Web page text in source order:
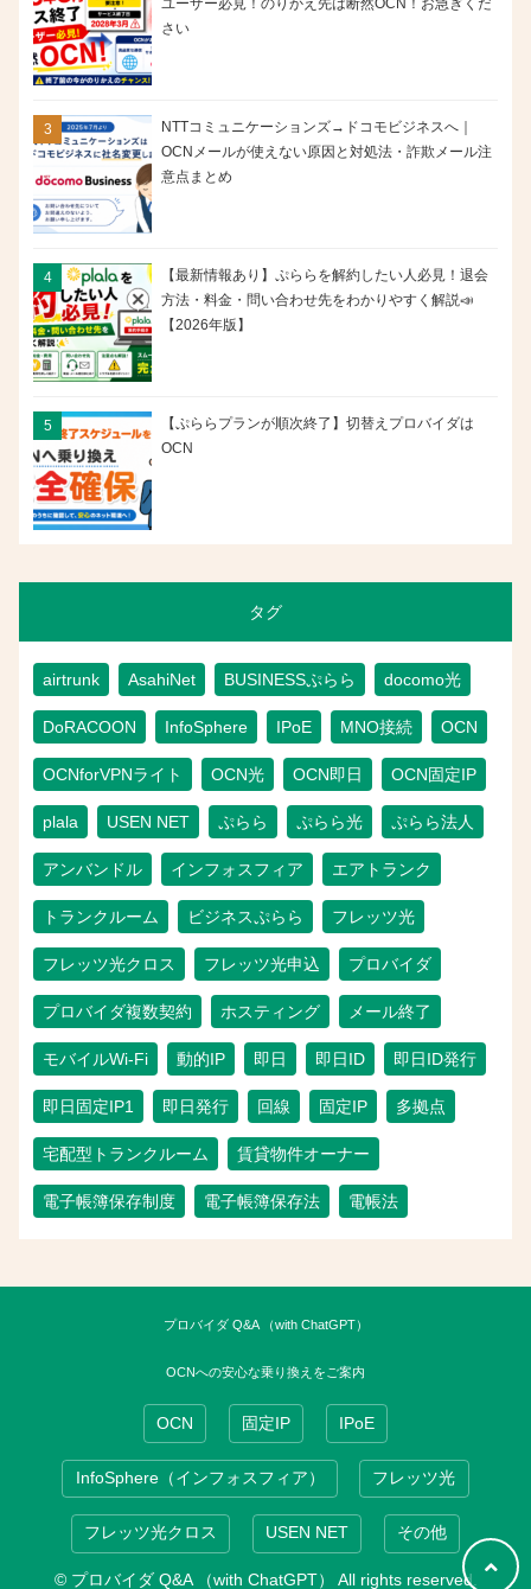
ユーザー必見！のりかえ先は断然OCN！お急ぎくだ
さい
NTTコミュニケーションズ→ドコモビジネスへ｜
OCNメールが使えない原因と対処法・詐欺メール注
意点まとめ
【最新情報あり】ぷららを解約したい人必見！退会
方法・料金・問い合わせ先をわかりやすく解説📣
【2026年版】
【ぷららプランが順次終了】切替えプロバイダは
OCN
タグ
airtrunk AsahiNet BUSINESSぷらら docomo光
DoRACOON InfoSphere IPoE MNO接続 OCN
OCNforVPNライト OCN光 OCN即日 OCN固定IP
plala USEN NET ぷらら ぷらら光 ぷらら法人
アンバンドル インフォスフィア エアトランク
トランクルーム ビジネスぷらら フレッツ光
フレッツ光クロス フレッツ光申込 プロバイダ
プロバイダ複数契約 ホスティング メール終了
モバイルWi-Fi 動的IP 即日 即日ID 即日ID発行
即日固定IP1 即日発行 回線 固定IP 多拠点
宅配型トランクルーム 賃貸物件オーナー
電子帳簿保存制度 電子帳簿保存法 電帳法
プロバイダ Q&A （with ChatGPT）
OCNへの安心な乗り換えをご案内
OCN 固定IP IPoE
InfoSphere（インフォスフィア） フレッツ光
フレッツ光クロス USEN NET その他
© プロバイダ Q&A （with ChatGPT） All rights reserved.